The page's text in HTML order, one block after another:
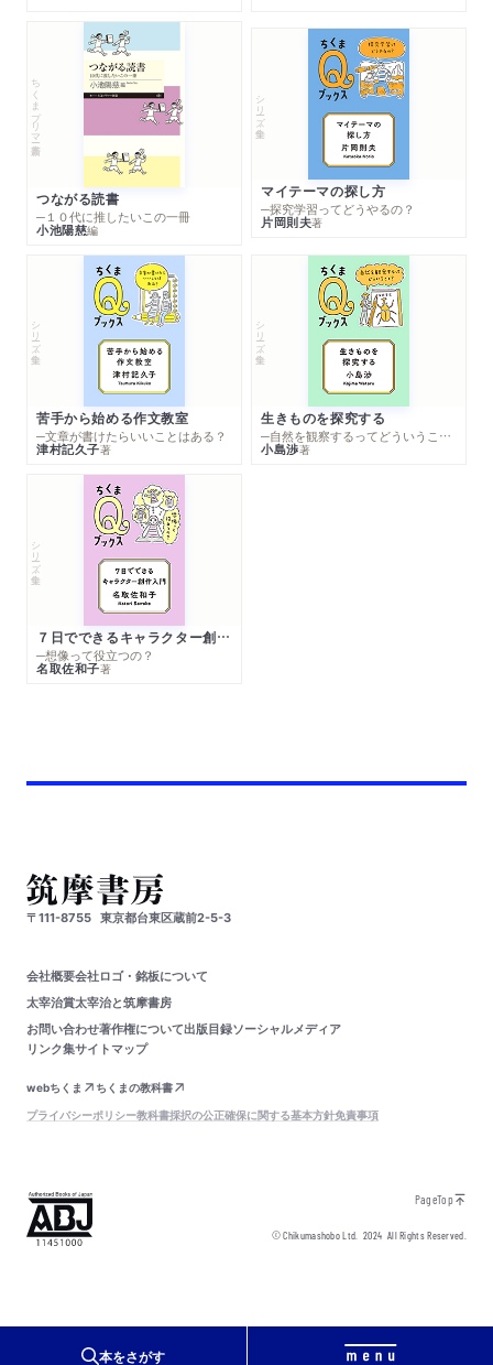
本をさがす
ちくまプリマー新書
つながる読書
─１０代に推したいこの一冊
小池陽慈編
シリーズ・全集
マイテーマの探し方
─探究学習ってどうやるの？
片岡則夫著
シリーズ・全集
苦手から始める作文教室
─文章が書けたらいいことはある？
津村記久子著
シリーズ・全集
生きものを探究する
─自然を観察するってどういうこと？
小島渉著
シリーズ・全集
７日でできるキャラクター創作入門
─想像って役立つの？
名取佐和子著
〒111-8755 東京都台東区蔵前2-5-3
会社概要会社ロゴ・銘板について
太宰治賞太宰治と筑摩書房
お問い合わせ著作権について出版目録ソーシャルメディア
リンク集サイトマップ
webちくま
ちくまの教科書
プライバシーポリシー教科書採択の公正確保に関する基本方針免責事項
PageTop
© Chikumashobo Ltd.2024 All Rights Reserved.